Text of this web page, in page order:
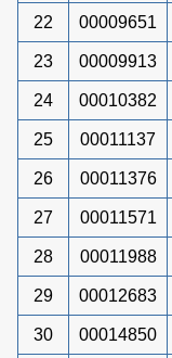
22 00009651
23 00009913
24 00010382
25 00011137
26 00011376
27 00011571
28 00011988
29 00012683
30 00014850